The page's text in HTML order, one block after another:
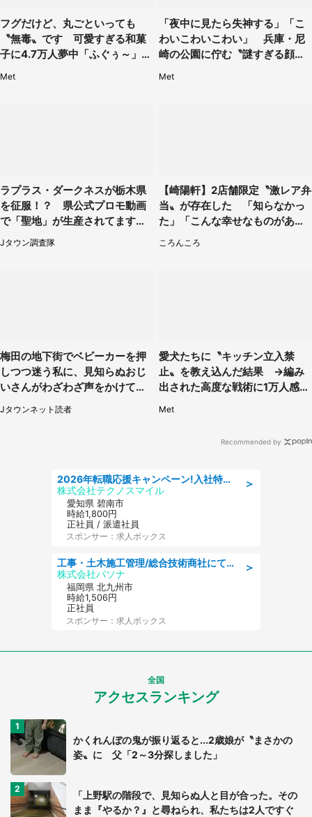
フグだけど、丸ごといっても
〝無毒〟です 可愛すぎる和菓
子に4.7万人夢中「ふぐぅ～」
Met
「夜中に見たら失神する」「こ
わいこわいこわい」 兵庫・尼
崎の公園に佇む〝謎すぎる顔〟
Met
ラプラス・ダークネスが栃木県
を征服！？ 県公式プロモ動画
で「聖地」が生産されてます【7
／31～1／31】
Jタウン調査隊
【崎陽軒】2店舗限定〝激レア弁
当〟が存在した 「知らなかっ
た」「こんな幸せなものがあっ
ころんころ
梅田の地下街でベビーカーを押
しつつ迷う私に、見知らぬおじ
いさんがわざわざ声をかけてき
て（兵庫県・30代女性）
Jタウンネット読者
愛犬たちに〝キッチン立入禁
止〟を教え込んだ結果 →編み
出された高度な戦術に1万人感心
Met
Recommended by
＞
2026年転職応援キャンペーン!入社特典58万円/デンソーで働こう!自動車工場で小型部品の検査業務 denso aichi
株式会社テクノスマイル
愛知県 碧南市
時給1,800円
正社員 / 派遣社員
スポンサー：求人ボックス
＞
工事・土木施工管理/総合技術商社にて施工管理のお仕事/即日勤務可/車通勤可/工事・土木施工管理/生産・品質管理
株式会社パソナ
福岡県 北九州市
時給1,506円
正社員
スポンサー：求人ボックス
全国
アクセスランキング
かくれんぼの鬼が振り返ると...2歳娘が〝まさかの
姿〟に 父「2～3分探しました」
「上野駅の階段で、見知らぬ人と目が合った。その
まま『やるか？』と尋ねられ、私たちは2人ですぐ